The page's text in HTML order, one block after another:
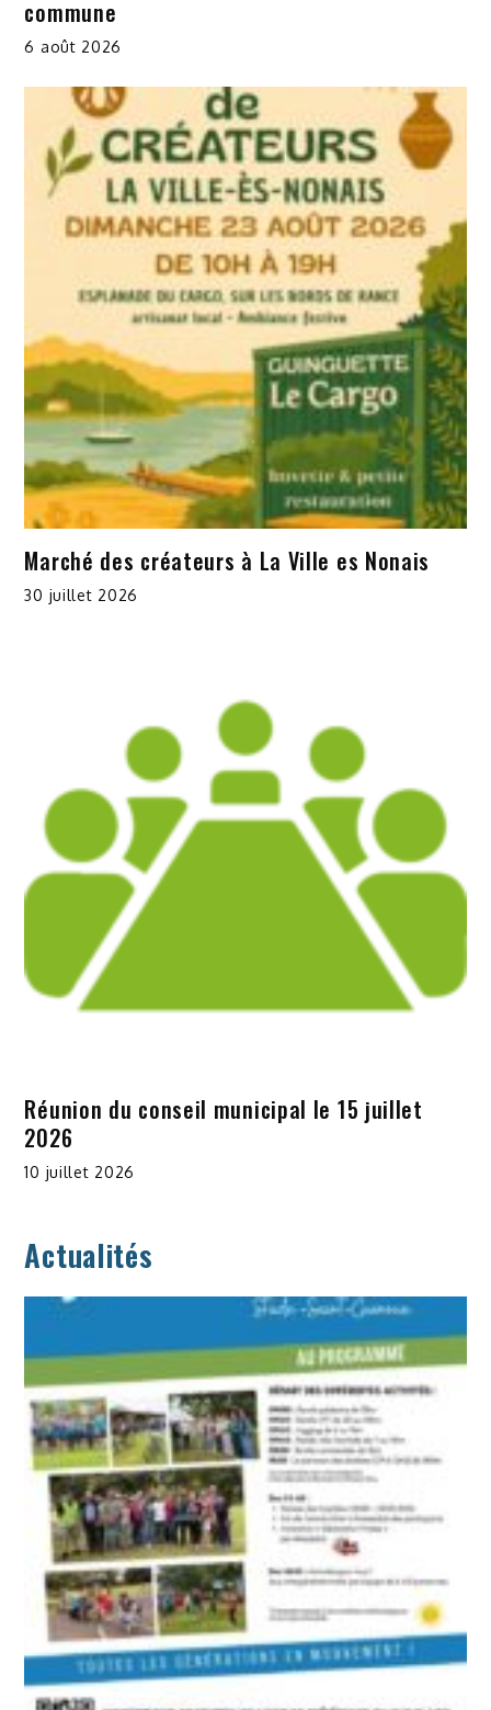
commune
6 août 2026
Marché des créateurs à La Ville es Nonais
30 juillet 2026
Réunion du conseil municipal le 15 juillet
2026
10 juillet 2026
Actualités